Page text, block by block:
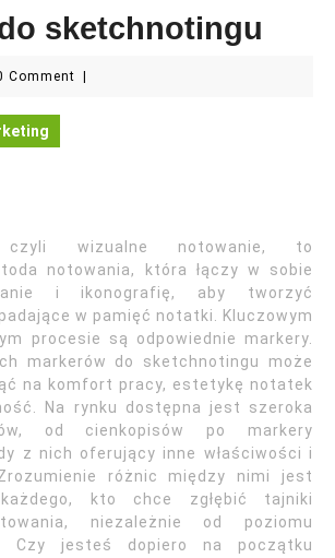
sketchnotingu
Comment
czyli wizualne notowanie, to
notowania, która łączy w sobie
i ikonografię, aby tworzyć
w pamięć notatki. Kluczowym
procesie są odpowiednie markery.
markerów do sketchnotingu może
na komfort pracy, estetykę notatek
Na rynku dostępna jest szeroka
od cienkopisów po markery
z nich oferujący inne właściwości i
różnic między nimi jest
kto chce zgłębić tajniki
niezależnie od poziomu
Czy jesteś dopiero na początku